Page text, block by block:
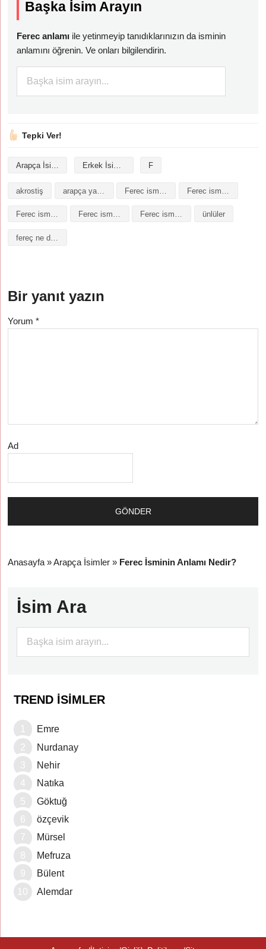
Başka İsim Arayın
Ferec anlamı ile yetinmeyip tanıdıklarınızın da isminin
anlamını öğrenin. Ve onları bilgilendirin.
Tepki Ver!
Arapça İsimler Erkek İsimleri F
akrostiş arapça yazılışı
Ferec isminin baş harfleriyle şiir Ferec isminin kökeni Ferec isminin numerolojisi ünlüler
Bir yanıt yazın
Yorum*
Ad
Anasayfa »Arapça İsimler » Ferec İsminin Anlamı Nedir?
İsim Ara
TREND İSIMLER
Emre
Nurdanay
Nehir
Natıka
Göktuğ
özçevik
Mürsel
Mefruza
Bülent
Alemdar